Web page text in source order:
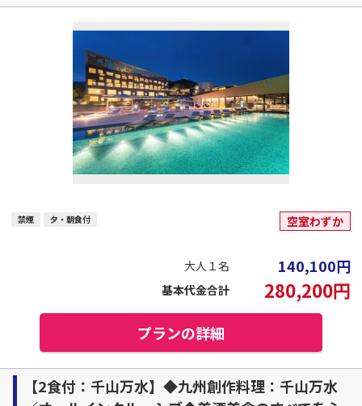
禁煙 夕・朝食付 空室わずか
大人１名 140,100円
基本代金合計 280,200円
プランの詳細
【2食付：千山万水】◆九州創作料理：千山万水